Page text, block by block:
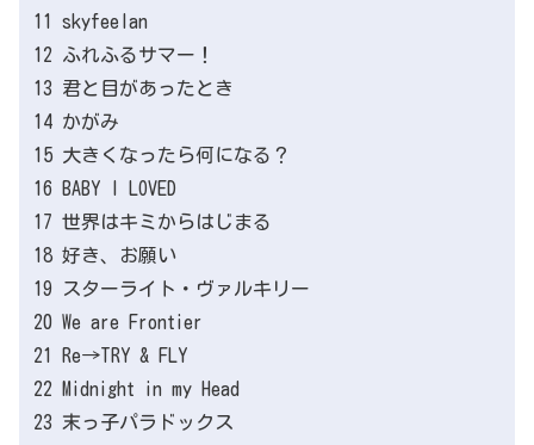
11 skyfeelan
12 ふれふるサマー！
13 君と目があったとき
14 かがみ
15 大きくなったら何になる？
16 BABY I LOVED
17 世界はキミからはじまる
18 好き、お願い
19 スターライト・ヴァルキリー
20 We are Frontier
21 Re→TRY & FLY
22 Midnight in my Head
23 末っ子パラドックス